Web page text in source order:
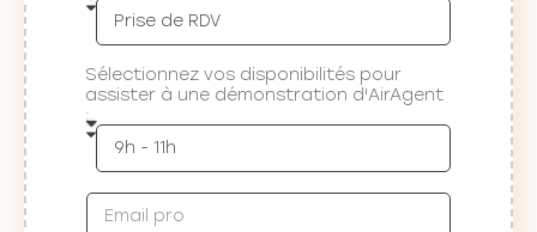
Sélectionnez vos disponibilités pour
assister à une démonstration d'AirAgent
: